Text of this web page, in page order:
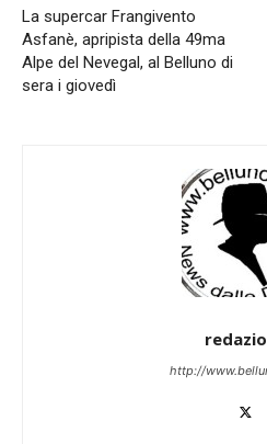
La supercar Frangivento
Asfanè, apripista della 49ma
Alpe del Nevegal, al Belluno di
sera i giovedì
http://